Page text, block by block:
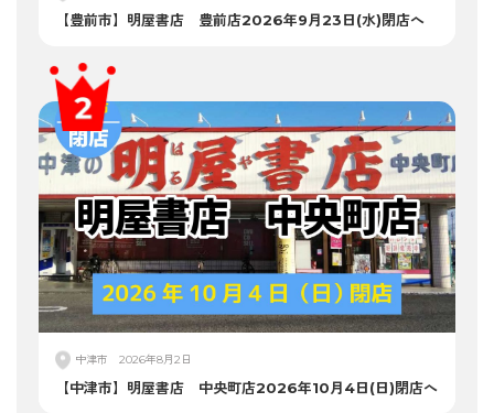
【豊前市】明屋書店 豊前店2026年9月23日(水)閉店へ
中津市 2026年8月2日
【中津市】明屋書店 中央町店2026年10月4日(日)閉店へ